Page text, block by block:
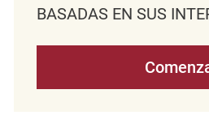
BASADAS EN SUS